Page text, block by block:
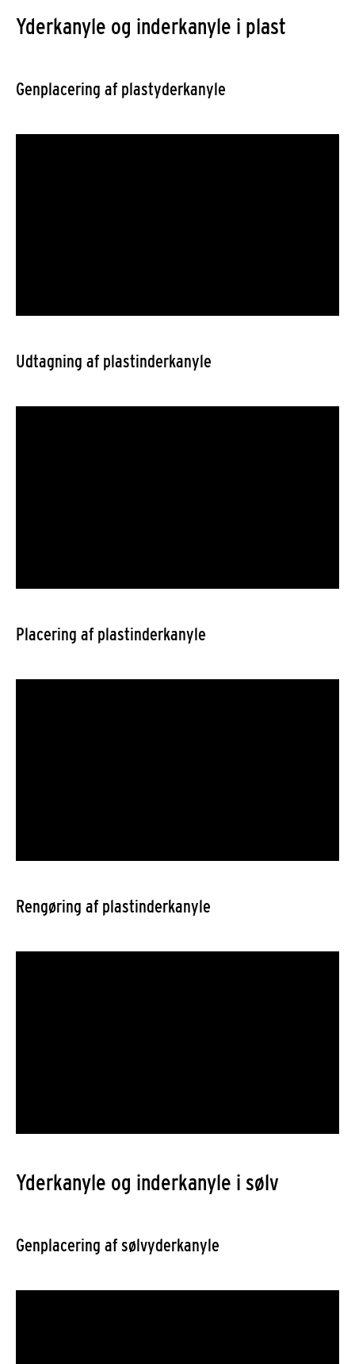
Yderkanyle og inderkanyle i plast
Genplacering af plastyderkanyle
Udtagning af plastinderkanyle
Placering af plastinderkanyle
Rengøring af plastinderkanyle
Yderkanyle og inderkanyle i sølv
Genplacering af sølvyderkanyle